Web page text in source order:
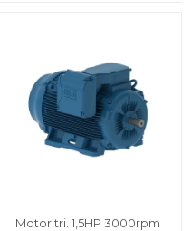
Motor tri. 1,5HP 3000rpm